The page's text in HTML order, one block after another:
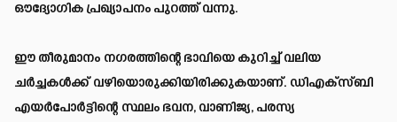
ഔദ്യോഗിക പ്രഖ്യാപനം പുറത്ത് വന്നു.
ഈ തീരുമാനം നഗരത്തിന്റെ ഭാവിയെ കുറിച്ച് വലിയ
ചര്‍ച്ചകള്‍ക്ക് വഴിയൊരുക്കിയിരിക്കുകയാണ്. ഡിഎക്സ്ബി
എയര്‍പോര്‍ട്ടിന്റെ സ്ഥലം ഭവന, വാണിജ്യ, പരസ്യ